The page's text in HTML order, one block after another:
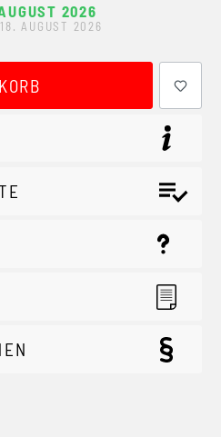
2026
AUGUST 2026
die Schaltflächen